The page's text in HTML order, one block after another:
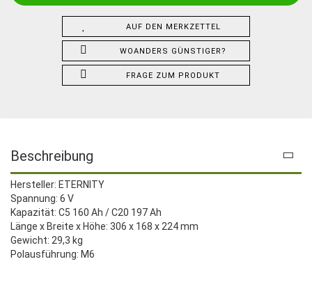
AUF DEN MERKZETTEL
WOANDERS GÜNSTIGER?
FRAGE ZUM PRODUKT
Beschreibung
Hersteller: ETERNITY
Spannung: 6 V
Kapazität: C5 160 Ah / C20 197 Ah
Länge x Breite x Höhe: 306 x 168 x 224 mm
Gewicht: 29,3 kg
Polausführung: M6